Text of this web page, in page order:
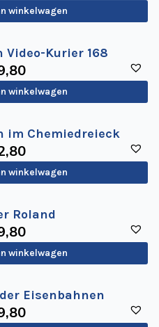
winkelwagen
Video-Kurier 168
,80
winkelwagen
im Chemiedreieck
,80
winkelwagen
Roland
,80
winkelwagen
Eisenbahnen
,80